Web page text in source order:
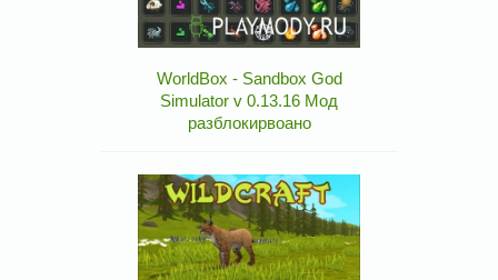
WorldBox - Sandbox God
Simulator v 0.13.16 Мод
разблокирвоано